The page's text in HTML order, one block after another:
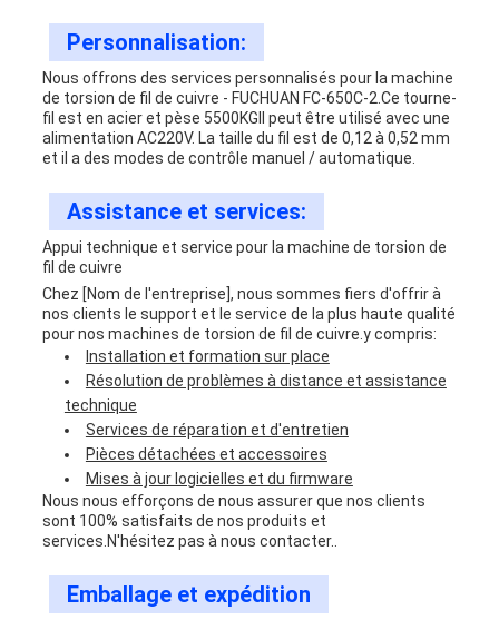
Personnalisation:
Nous offrons des services personnalisés pour la machine
de torsion de fil de cuivre - FUCHUAN FC-650C-2.Ce tourne-
fil est en acier et pèse 5500KGIl peut être utilisé avec une
alimentation AC220V. La taille du fil est de 0,12 à 0,52 mm
et il a des modes de contrôle manuel / automatique.
Assistance et services:
Appui technique et service pour la machine de torsion de
fil de cuivre
Chez [Nom de l'entreprise], nous sommes fiers d'offrir à
nos clients le support et le service de la plus haute qualité
pour nos machines de torsion de fil de cuivre.y compris:
Installation et formation sur place
Résolution de problèmes à distance et assistance
technique
Services de réparation et d'entretien
Pièces détachées et accessoires
Mises à jour logicielles et du firmware
Nous nous efforçons de nous assurer que nos clients
sont 100% satisfaits de nos produits et
services.N'hésitez pas à nous contacter..
Emballage et expédition